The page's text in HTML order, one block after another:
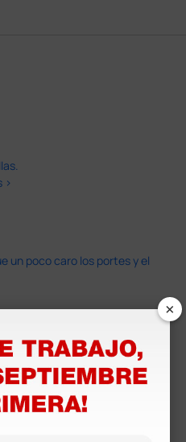
>
un poco caro los portes y el
bastante mas barato que en
Pero el envío cuesta más
dentro de España.
×